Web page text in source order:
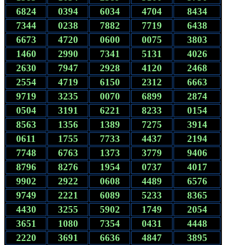
6824
0394 6034 4704
8434
7344
0238 7882 7719
6438
6673
4720 0600 0075
3803
1460
2990 7341 5131
4026
2630
7947 2928 4120
2468
2554
4719 6150 2312
6663
9719
3235 0070 6899
2874
0504
3191 6221 8233
0154
8563
1356 1389 7275
3914
0611
1755 7733 4437
2194
7748
6763 1373 3779
9406
8796
8276 1954 0737
4017
9902
2922 0608 4489
6576
9749
2221 6089 5233
8365
4430
3255 5902 1749
2054
3651
1080 7354 0431
4448
2220
3691 6636 4847
3895